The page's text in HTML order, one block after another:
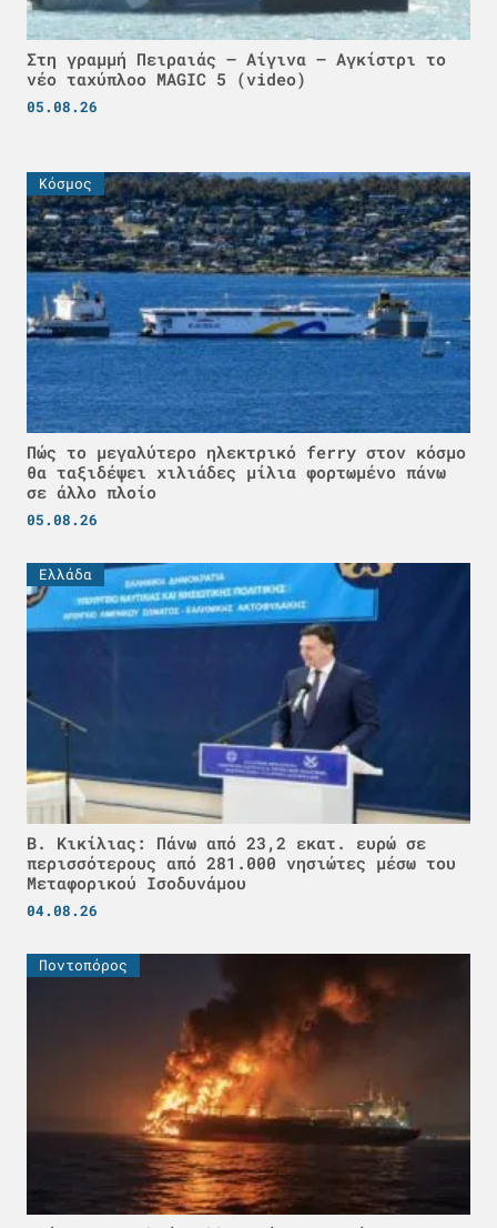
Στη γραμμή Πειραιάς – Αίγινα – Αγκίστρι το
νέο ταχύπλοο MAGIC 5 (video)
05.08.26
Κόσμος
Πώς το μεγαλύτερο ηλεκτρικό ferry στον κόσμο
θα ταξιδέψει χιλιάδες μίλια φορτωμένο πάνω
σε άλλο πλοίο
05.08.26
Ελλάδα
Β. Κικίλιας: Πάνω από 23,2 εκατ. ευρώ σε
περισσότερους από 281.000 νησιώτες μέσω του
Μεταφορικού Ισοδυνάμου
04.08.26
Ποντοπόρος